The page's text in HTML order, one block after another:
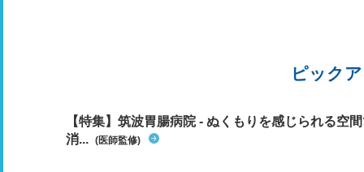
ピック
【特集】筑波胃腸病院 - ぬくもりを感じられる空
消... (医師監修)